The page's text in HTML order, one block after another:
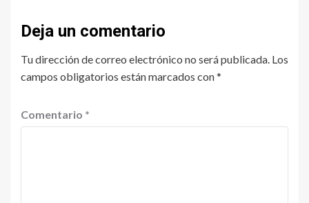
Deja un comentario
Tu dirección de correo electrónico no será publicada. Los
campos obligatorios están marcados con*
Comentario *